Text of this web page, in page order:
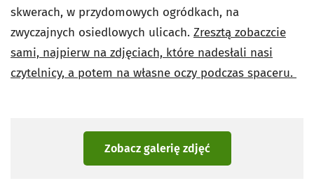
skwerach, w przydomowych ogródkach, na
zwyczajnych osiedlowych ulicach. Zresztą zobaczcie
sami, najpierw na zdjęciach, które nadesłali nasi
czytelnicy, a potem na własne oczy podczas spaceru.
Zobacz galerię zdjęć